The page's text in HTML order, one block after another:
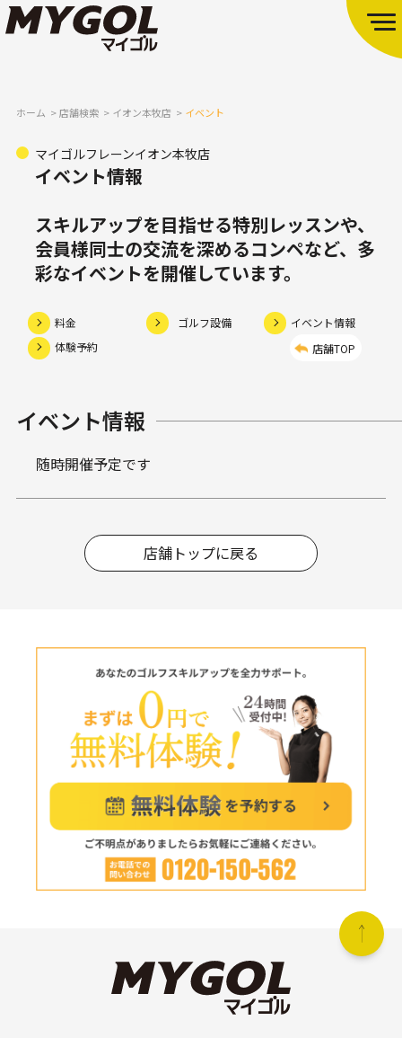
ホーム 店舗検索 イオン本牧店 イベント
マイゴルフレーンイオン本牧店
イベント情報
スキルアップを目指せる特別レッスンや、
会員様同士の交流を深めるコンペなど、多
彩なイベントを開催しています。
料金 ゴルフ設備
イベント情報
体験予約
店舗TOP
イベント情報
随時開催予定です
店舗トップに戻る